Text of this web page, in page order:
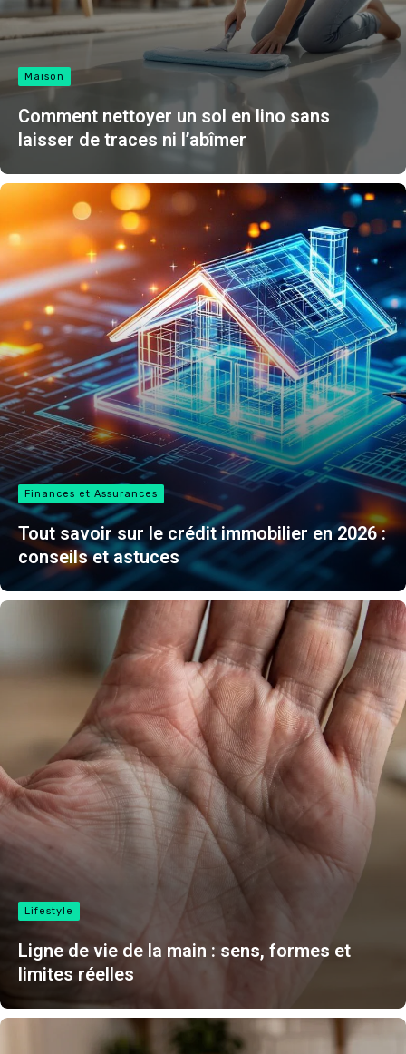
Maison
Comment nettoyer un sol en lino sans
laisser de traces ni l’abîmer
Finances et Assurances
Tout savoir sur le crédit immobilier en 2026 :
conseils et astuces
Lifestyle
Ligne de vie de la main : sens, formes et
limites réelles